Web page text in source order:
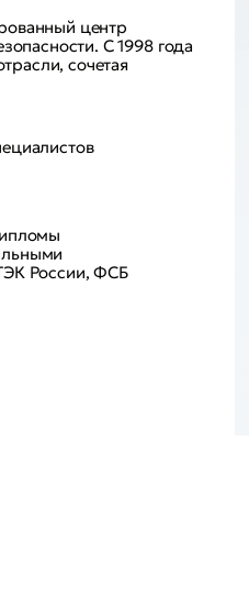
центр
С 1998 года
сочетая
России, ФСБ